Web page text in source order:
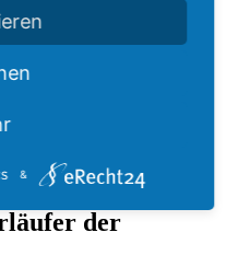
in der
der
&